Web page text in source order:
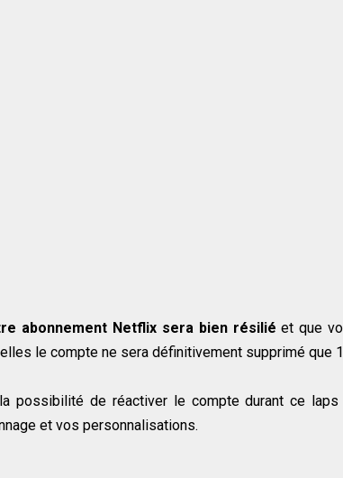
abonnement Netflix sera bien résilié et que
le compte ne sera définitivement supprimé que
possibilité de réactiver le compte durant ce
et vos personnalisations.